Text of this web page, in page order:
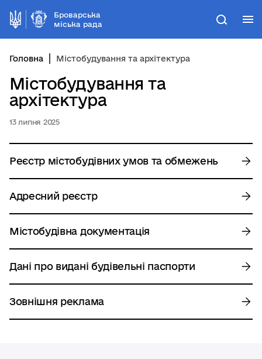
Броварська
міська рада
Пошук
Головна Містобудування та архітектура
Містобудування та
архітектура
13 липня 2025
Реєстр містобудівних умов та обмежень
Адресний реєстр
Містобудівна документація
Дані про видані будівельні паспорти
Зовнішня реклама